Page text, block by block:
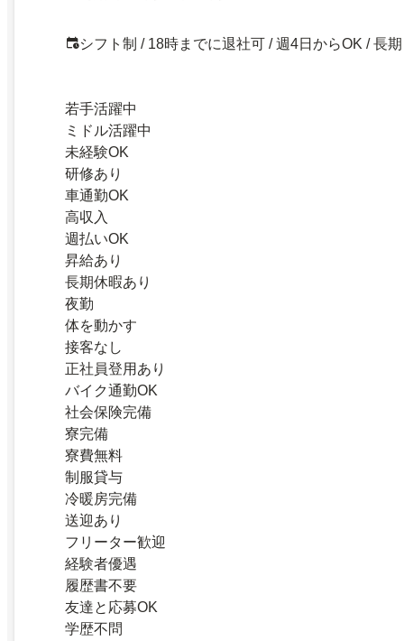
シフト制 / 18時までに退社可 / 週4日からOK / 長期
若手活躍中
ミドル活躍中
未経験OK
研修あり
車通勤OK
高収入
週払いOK
昇給あり
長期休暇あり
夜勤
体を動かす
接客なし
正社員登用あり
バイク通勤OK
社会保険完備
寮完備
寮費無料
制服貸与
冷暖房完備
送迎あり
フリーター歓迎
経験者優遇
履歴書不要
友達と応募OK
学歴不問